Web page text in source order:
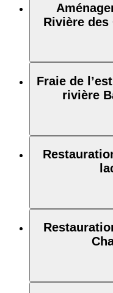
Rivière des
Fraie de
rivière